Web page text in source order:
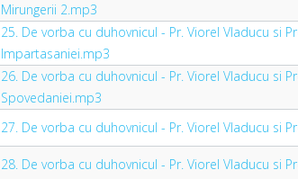
Mirungerii 2.mp3
25. De vorba cu duhovnicul - Pr. Viorel Vladucu si
Impartasaniei.mp3
26. De vorba cu duhovnicul - Pr. Viorel Vladucu si
Spovedaniei.mp3
27. De vorba cu duhovnicul - Pr. Viorel Vladucu si
28. De vorba cu duhovnicul - Pr. Viorel Vladucu si